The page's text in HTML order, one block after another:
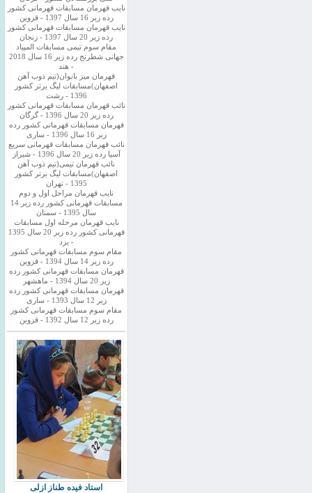
نایب قهرمان مسابقات قهرمانی کشور
رده زیر 16 سال 1397 - قزوین
نایب قهرمان مسابقات قهرمانی کشور
رده زیر 20 سال 1397 - زنجان
مقام سوم تیمی مسابقات المپیاد
جهانی شطرنج رده زیر 16 سال 2018
- هند
قهرمان میز بانوان(تیم ذوب آهن
اصفهان)مسابقات لیگ برتر کشور
1396 - رشت
نائب قهرمان مسابقات قهرمانی کشور
رده زیر 20 سال 1396 - گرگان
قهرمان مسابقات قهرمانی کشور رده
زیر 16 سال 1396 - ساری
نائب قهرمان مسابقات قهرمانی سریع
آسیا رده زیر 20 سال 1396 - شیراز
نائب قهرمان تیمی(تیم ذوب آهن
اصفهان)مسابقات لیگ برتر کشور
1395 - تهران
نایب قهرمان مراحل اول و دوم
مسابقات قهرمانی کشور رده زیر 14
سال 1395 - سمنان
نایب قهرمان مرحله اول مسابقات
قهرمانی کشور رده زیر 20 سال 1395
- یزد
مقام سوم مسابقات قهرمانی کشور
رده زیر 14 سال 1394 - قزوین
قهرمان مسابقات قهرمانی کشور رده
زیر 20 سال 1394 - ماهشهر
قهرمان مسابقات قهرمانی کشور رده
زیر 12 سال 1393 - ساری
مقام سوم مسابقات قهرمانی کشور
رده زیر 12 سال 1392 - قزوین
استاد فیده طناز ازلی